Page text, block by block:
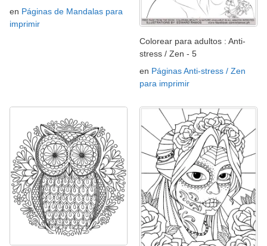
en Páginas de Mandalas para
imprimir
Colorear para adultos : Anti-
stress / Zen - 5
en Páginas Anti-stress / Zen
para imprimir